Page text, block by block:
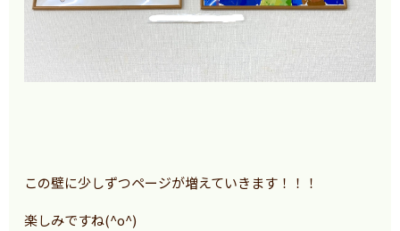
この壁に少しずつページが増えていきます！！！
楽しみですね(^o^)